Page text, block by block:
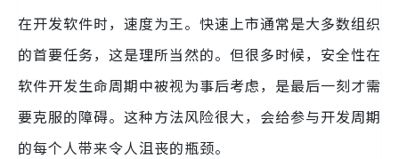
在开发软件时，速度为王。快速上市通常是大多数组织
的首要任务，这是理所当然的。但很多时候，安全性在
软件开发生命周期中被视为事后考虑，是最后一刻才需
要克服的障碍。这种方法风险很大，会给参与开发周期
的每个人带来令人沮丧的瓶颈。